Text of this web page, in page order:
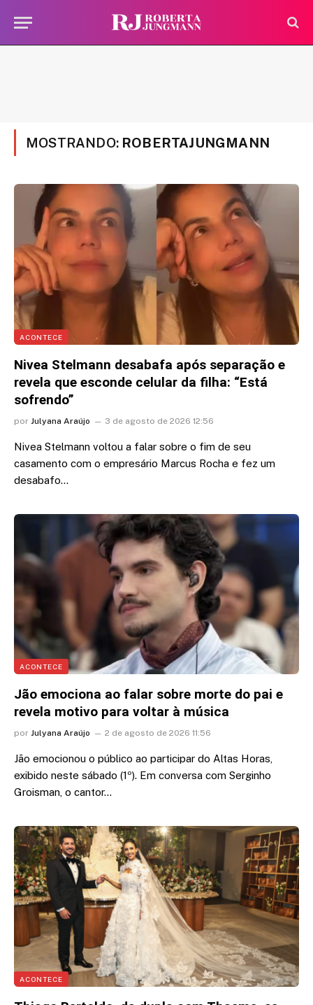
MOSTRANDO: ROBERTAJUNGMANN
ACONTECE
Nivea Stelmann desabafa após separação e
revela que esconde celular da filha: “Está
sofrendo”
por Julyana Araújo 3 de agosto de 2026 12:56
Nivea Stelmann voltou a falar sobre o fim de seu
casamento com o empresário Marcus Rocha e fez um
desabafo…
ACONTECE
Jão emociona ao falar sobre morte do pai e
revela motivo para voltar à música
por Julyana Araújo 2 de agosto de 2026 11:56
Jão emocionou o público ao participar do Altas Horas,
exibido neste sábado (1º). Em conversa com Serginho
Groisman, o cantor…
ACONTECE